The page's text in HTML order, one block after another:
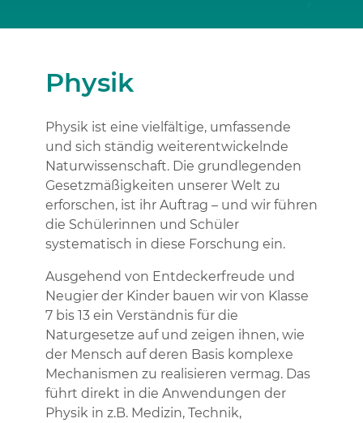
Physik
Physik ist eine vielfältige, umfassende
und sich ständig weiterentwickelnde
Naturwissenschaft. Die grundlegenden
Gesetzmäßigkeiten unserer Welt zu
erforschen, ist ihr Auftrag – und wir führen
die Schülerinnen und Schüler
systematisch in diese Forschung ein.
Ausgehend von Entdeckerfreude und
Neugier der Kinder bauen wir von Klasse
7 bis 13 ein Verständnis für die
Naturgesetze auf und zeigen ihnen, wie
der Mensch auf deren Basis komplexe
Mechanismen zu realisieren vermag. Das
führt direkt in die Anwendungen der
Physik in z.B. Medizin, Technik,